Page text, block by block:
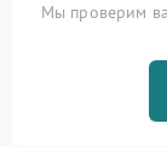
Мы проверим